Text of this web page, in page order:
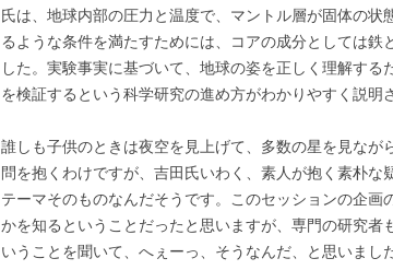
氏は、地球内部の圧力と温度で、マントル層が固体の
るような条件を満たすためには、コアの成分としては鉄
した。実験事実に基づいて、地球の姿を正しく理解す
を検証するという科学研究の進め方がわかりやすく説明
誰しも子供のときは夜空を見上げて、多数の星を見なが
問を抱くわけですが、吉田氏いわく、素人が抱く素朴
テーマそのものなんだそうです。このセッションの企
かを知るということだったと思いますが、専門の研究者
いうことを聞いて、へぇーっ、そうなんだ、と思いました